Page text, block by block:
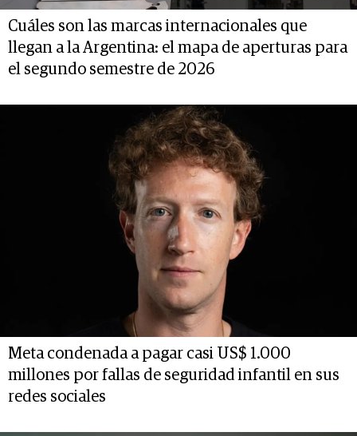
Cuáles son las marcas internacionales que
llegan a la Argentina: el mapa de aperturas para
el segundo semestre de 2026
Meta condenada a pagar casi US$ 1.000
millones por fallas de seguridad infantil en sus
redes sociales